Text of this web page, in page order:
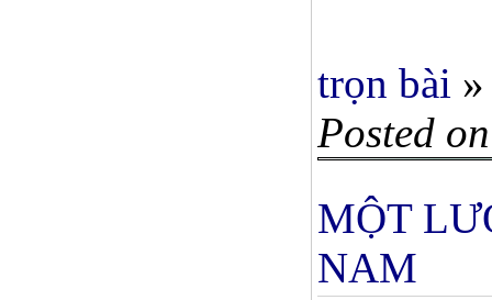
trọn bài »
Posted
MỘT
NAM